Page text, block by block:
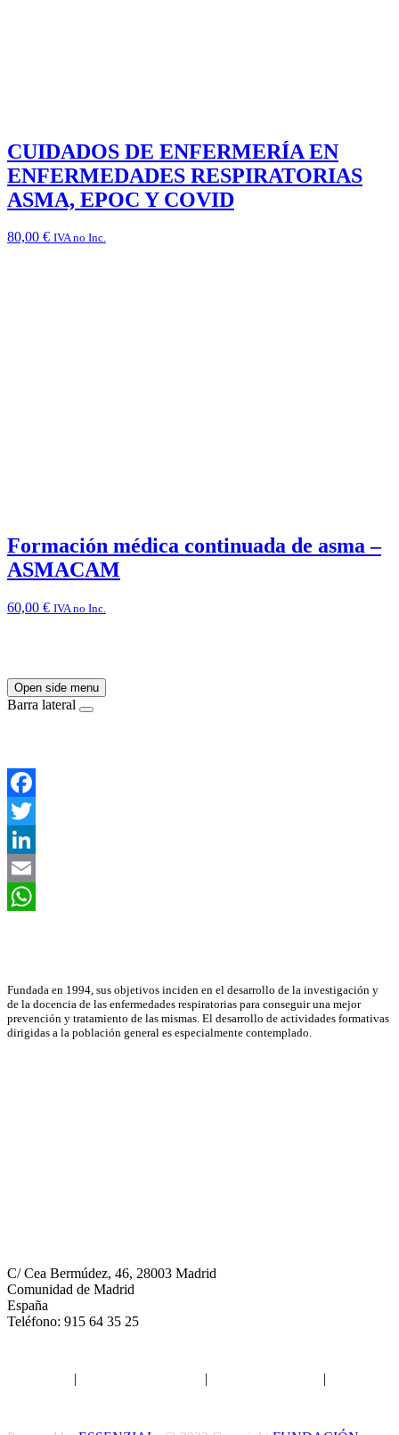
CUIDADOS DE ENFERMERÍA EN
ENFERMEDADES RESPIRATORIAS
ASMA, EPOC Y COVID
80,00 € IVA no Inc.
Formación médica continuada de asma –
ASMACAM
60,00 € IVA no Inc.
Open side menu
Barra lateral
Facebook
Twitter
LinkedIn
Email
Fundada en 1994, sus objetivos inciden en el desarrollo de la investigación y
de la docencia de las enfermedades respiratorias para conseguir una mejor
prevención y tratamiento de las mismas. El desarrollo de actividades formativas
dirigidas a la población general es especialmente contemplado.
C/ Cea Bermúdez, 46, 28003 Madrid
Comunidad de Madrid
España
Teléfono: 915 64 35 25
| | |